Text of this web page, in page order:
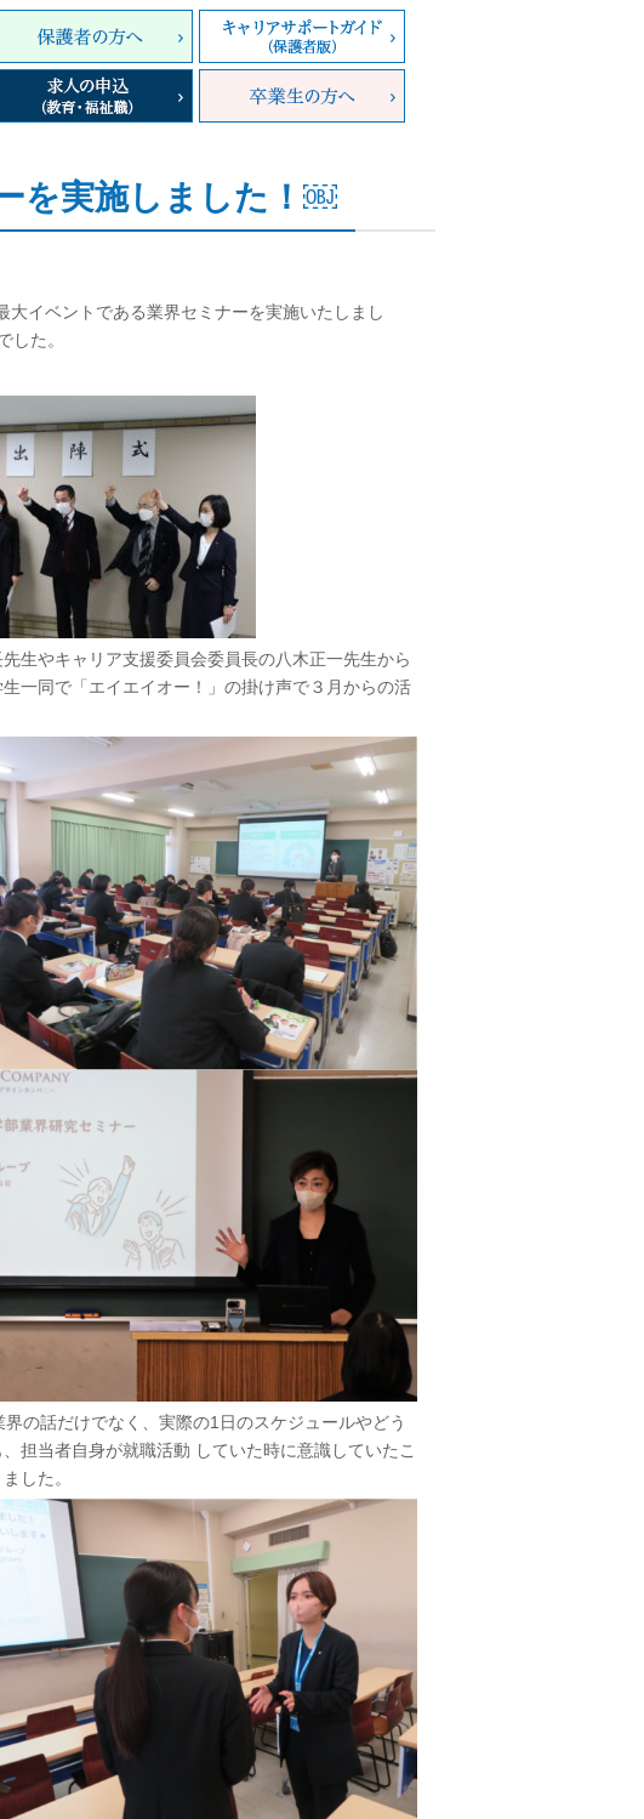
を実施しました！￼
イベントである業界セミナーを実施いたしまし
した。
生やキャリア支援委員会委員長の八木正一先生から
一同で「エイエイオー！」の掛け声で３月からの活
の話だけでなく、実際の1日のスケジュールやどう
担当者自身が就職活動 していた時に意識していたこ
した。